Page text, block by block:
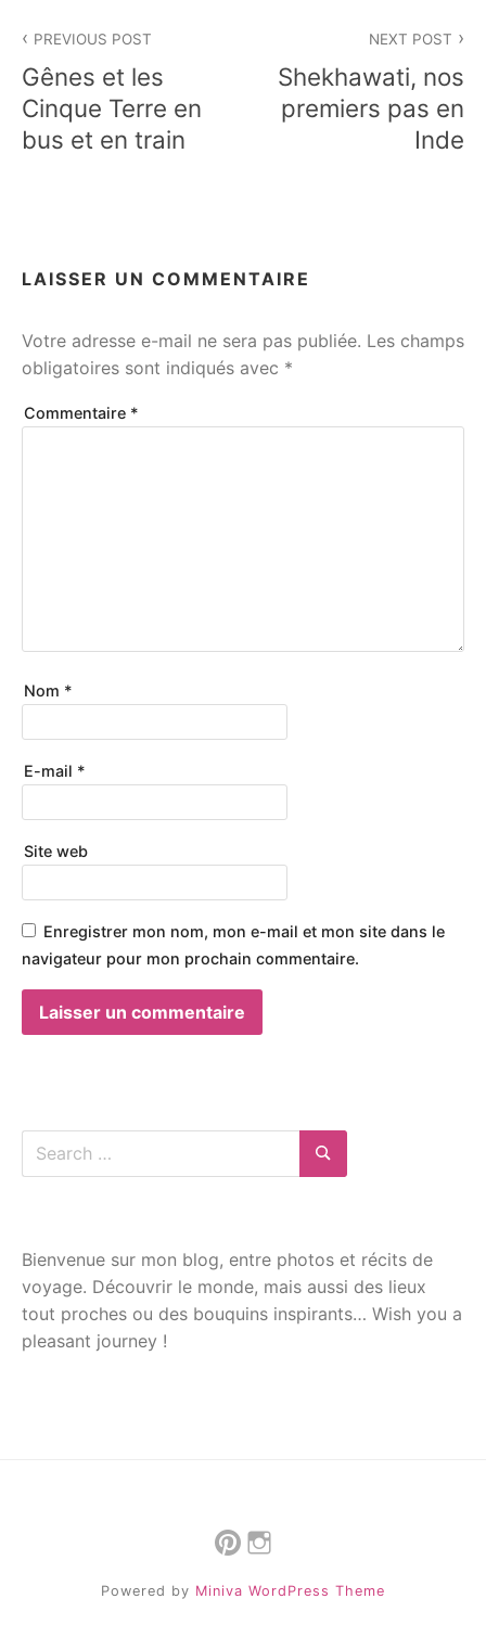
t
e
d
A
R
T
F
E
D
'
I
E
de
l’article
PREVIOUS POST
Gênes et les
Cinque Terre en
bus et en train
NEXT POST
Shekhawati, nos
premiers pas en
Inde
LAISSER UN COMMENTAIRE
Votre adresse e-mail ne sera pas publiée. Les champs
obligatoires sont indiqués avec *
Commentaire *
Nom *
E-mail *
Site web
Enregistrer mon nom, mon e-mail et mon site dans le
navigateur pour mon prochain commentaire.
Search
Search
Bienvenue sur mon blog, entre photos et récits de
voyage. Découvrir le monde, mais aussi des lieux
tout proches ou des bouquins inspirants… Wish you a
pleasant journey !
Pinterest
Instagram
Powered by Miniva WordPress Theme